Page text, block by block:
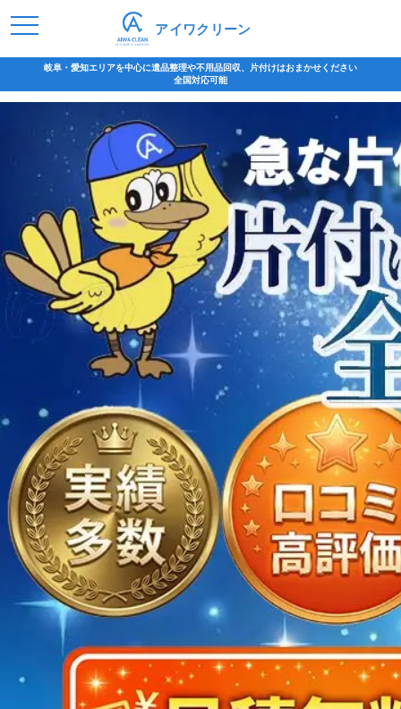
アイワクリーン